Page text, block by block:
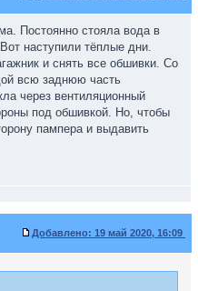
Постоянно стояла вода в
наступили тёплые дни.
и снять все обшивки. Со
всю заднюю часть
через вентиляционный
под обшивкой. Но, чтобы
пампера и выдавить
Добавлено: 19 май 2020, 16:09